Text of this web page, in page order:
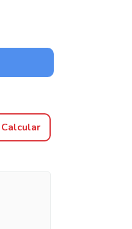
Calcular